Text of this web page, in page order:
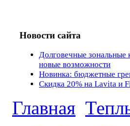
Новости сайта
Долговечные зональные
новые возможности
Новинка: бюджетные
Скидка 20% на Lavita и
Главная